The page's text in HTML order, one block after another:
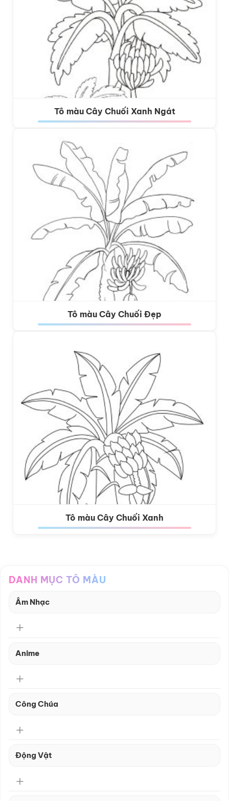
Tô màu Cây Chuối Xanh Ngát
Tô màu Cây Chuối Đẹp
Tô màu Cây Chuối Xanh
DANH MỤC TÔ MÀU
Âm Nhạc
Anime
Công Chúa
Động Vật